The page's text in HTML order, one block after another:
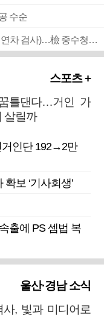
수순
■ 검사 신분 버리고 직급하향(10년 이하 저연차 검사)…檢 중수청행 기피
스포츠 +
꿈틀댄다…거인 가
살릴까
거인단 192→2만
보 ‘기사회생’
출에 PS 셈법 복
울산·경남 소식
사, 빛과 미디어로